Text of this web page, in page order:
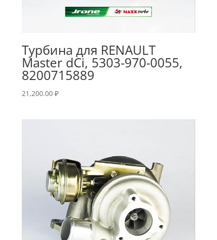
Турбина для RENAULT
Master dCi, 5303-970-0055,
8200715889
21,200.00 ₽